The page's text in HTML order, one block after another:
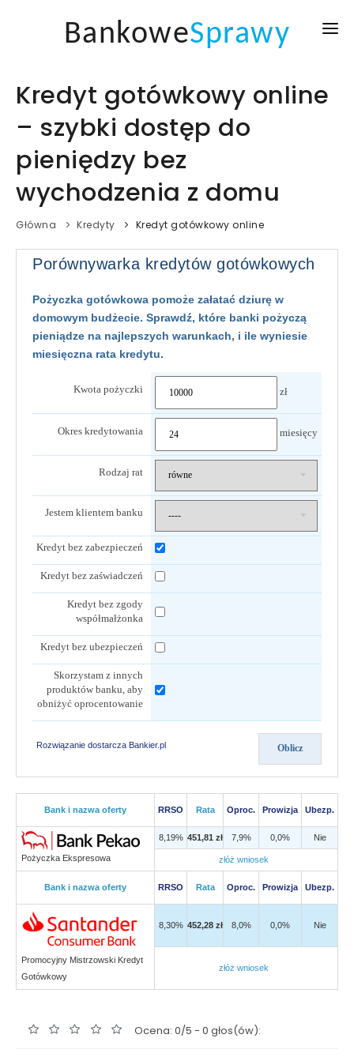
BankoweSprawy
KREDYTY I POŻYCZKI
KURSY WALUT
AKTUALNOŚCI
BLOG
Kredyt gotówkowy online
– szybki dostęp do
pieniędzy bez
wychodzenia z domu
Główna Kredyty Kredyt gotówkowy online
Porównywarka kredytów gotówkowych
Pożyczka gotówkowa pomoże załatać dziurę w
domowym budżecie. Sprawdź, które banki pożyczą
pieniądze na najlepszych warunkach, i ile wyniesie
miesięczna rata kredytu.
Kwota pożyczki zł
Okres kredytowania miesięcy
Rodzaj rat
Jestem klientem banku
Kredyt bez zabezpieczeń
Kredyt bez zaświadczeń
Kredyt bez zgody
współmałżonka
Kredyt bez ubezpieczeń
Skorzystam z innych
produktów banku, aby
obniżyć oprocentowanie
Rozwiązanie dostarcza Bankier.pl
Bank i nazwa oferty RRSO Rata Oproc. Prowizja Ubezp.
Pożyczka Ekspresowa
8,19% 451,81 zł 7,9% 0,0% Nie
złóż wniosek
Bank i nazwa oferty RRSO Rata Oproc. Prowizja Ubezp.
Promocyjny Mistrzowski Kredyt
Gotówkowy
8,30% 452,28 zł 8,0% 0,0% Nie
złóż wniosek
Ocena: 0/5 - 0 głos(ów):